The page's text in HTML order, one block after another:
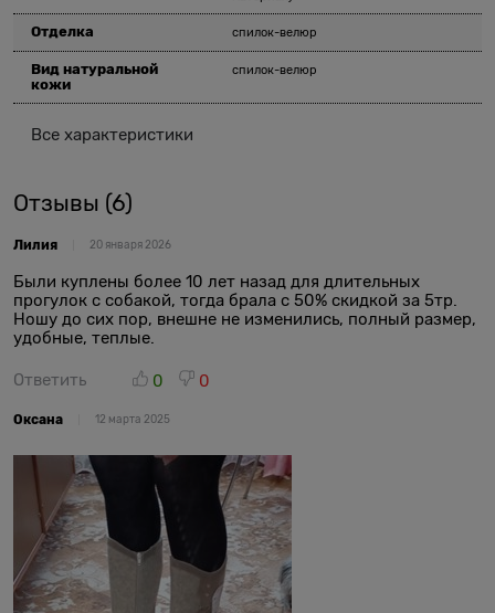
Отделка спилок-велюр
Вид натуральной
кожи
спилок-велюр
Все характеристики
Отзывы (6)
Лилия 20 января 2026
Были куплены более 10 лет назад для длительных
прогулок с собакой, тогда брала с 50% скидкой за 5тр.
Ношу до сих пор, внешне не изменились, полный размер,
удобные, теплые.
Ответить 0 0
Оксана 12 марта 2025